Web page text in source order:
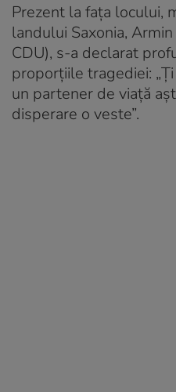
Prezent la fața locului,
landului Saxonia,
CDU), s-a declarat
proporțiile tragediei:
un partener de viață
disperare o veste”.